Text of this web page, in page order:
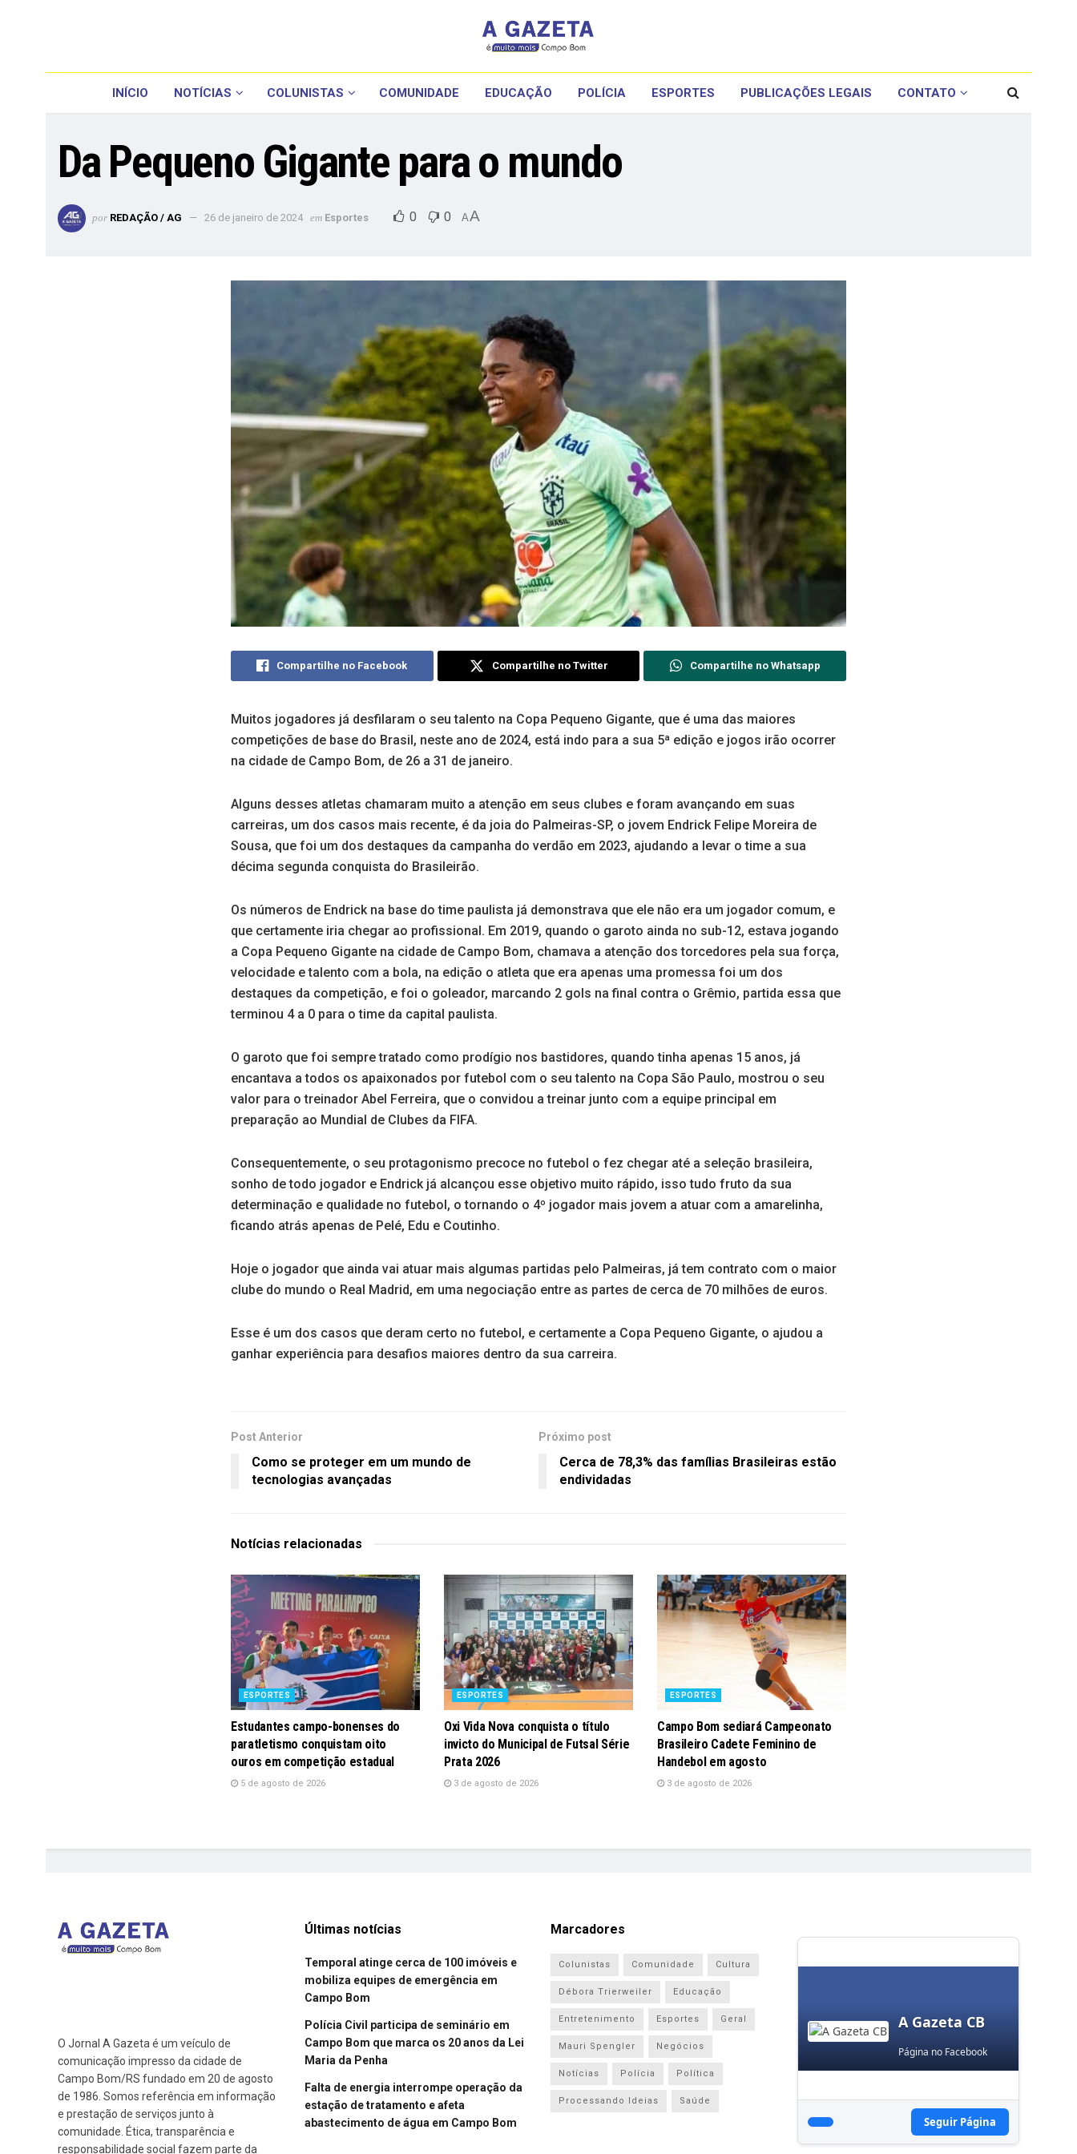
INÍCIO NOTÍCIAS COLUNISTAS COMUNIDADE EDUCAÇÃO POLÍCIA ESPORTES PUBLICAÇÕES LEGAIS CONTATO
Da Pequeno Gigante para o mundo
por REDAÇÃO / AG 26 de janeiro de 2024 em Esportes 0 0 AA
Compartilhe no Facebook Compartilhe no Twitter Compartilhe no Whatsapp
Muitos jogadores já desfilaram o seu talento na Copa Pequeno Gigante, que é uma das maiores
competições de base do Brasil, neste ano de 2024, está indo para a sua 5ª edição e jogos irão ocorrer
na cidade de Campo Bom, de 26 a 31 de janeiro.
Alguns desses atletas chamaram muito a atenção em seus clubes e foram avançando em suas
carreiras, um dos casos mais recente, é da joia do Palmeiras-SP, o jovem Endrick Felipe Moreira de
Sousa, que foi um dos destaques da campanha do verdão em 2023, ajudando a levar o time a sua
décima segunda conquista do Brasileirão.
Os números de Endrick na base do time paulista já demonstrava que ele não era um jogador comum, e
que certamente iria chegar ao profissional. Em 2019, quando o garoto ainda no sub-12, estava jogando
a Copa Pequeno Gigante na cidade de Campo Bom, chamava a atenção dos torcedores pela sua força,
velocidade e talento com a bola, na edição o atleta que era apenas uma promessa foi um dos
destaques da competição, e foi o goleador, marcando 2 gols na final contra o Grêmio, partida essa que
terminou 4 a 0 para o time da capital paulista.
O garoto que foi sempre tratado como prodígio nos bastidores, quando tinha apenas 15 anos, já
encantava a todos os apaixonados por futebol com o seu talento na Copa São Paulo, mostrou o seu
valor para o treinador Abel Ferreira, que o convidou a treinar junto com a equipe principal em
preparação ao Mundial de Clubes da FIFA.
Consequentemente, o seu protagonismo precoce no futebol o fez chegar até a seleção brasileira,
sonho de todo jogador e Endrick já alcançou esse objetivo muito rápido, isso tudo fruto da sua
determinação e qualidade no futebol, o tornando o 4º jogador mais jovem a atuar com a amarelinha,
ficando atrás apenas de Pelé, Edu e Coutinho.
Hoje o jogador que ainda vai atuar mais algumas partidas pelo Palmeiras, já tem contrato com o maior
clube do mundo o Real Madrid, em uma negociação entre as partes de cerca de 70 milhões de euros.
Esse é um dos casos que deram certo no futebol, e certamente a Copa Pequeno Gigante, o ajudou a
ganhar experiência para desafios maiores dentro da sua carreira.
Post Anterior
Como se proteger em um mundo de
tecnologias avançadas
Próximo post
Cerca de 78,3% das famílias Brasileiras estão
endividadas
Notícias relacionadas
ESPORTES
Estudantes campo-bonenses do
paratletismo conquistam oito
ouros em competição estadual
5 de agosto de 2026
ESPORTES
Oxi Vida Nova conquista o título
invicto do Municipal de Futsal Série
Prata 2026
3 de agosto de 2026
ESPORTES
Campo Bom sediará Campeonato
Brasileiro Cadete Feminino de
Handebol em agosto
3 de agosto de 2026
O Jornal A Gazeta é um veículo de
comunicação impresso da cidade de
Campo Bom/RS fundado em 20 de agosto
de 1986. Somos referência em informação
e prestação de serviços junto à
comunidade. Ética, transparência e
responsabilidade social fazem parte da
Últimas notícias
Temporal atinge cerca de 100 imóveis e
mobiliza equipes de emergência em
Campo Bom
Polícia Civil participa de seminário em
Campo Bom que marca os 20 anos da Lei
Maria da Penha
Falta de energia interrompe operação da
estação de tratamento e afeta
abastecimento de água em Campo Bom
Marcadores
Colunistas Comunidade Cultura
Débora Trierweiler Educação
Entretenimento Esportes Geral
Mauri Spengler Negócios
Notícias Polícia Política
Processando Ideias Saúde
A Gazeta CB
Página no Facebook
Seguir Página